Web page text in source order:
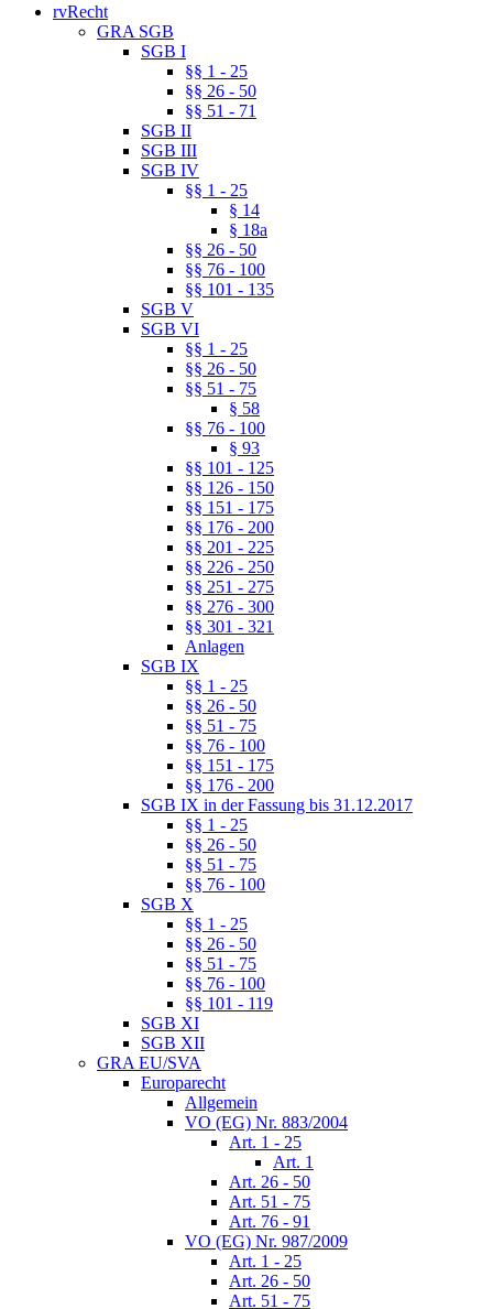
rvRecht
GRA SGB
SGB I
§§ 1 - 25
§§ 26 - 50
§§ 51 - 71
SGB II
SGB III
SGB IV
§§ 1 - 25
§ 14
§ 18a
§§ 26 - 50
§§ 76 - 100
§§ 101 - 135
SGB V
SGB VI
§§ 1 - 25
§§ 26 - 50
§§ 51 - 75
§ 58
§§ 76 - 100
§ 93
§§ 101 - 125
§§ 126 - 150
§§ 151 - 175
§§ 176 - 200
§§ 201 - 225
§§ 226 - 250
§§ 251 - 275
§§ 276 - 300
§§ 301 - 321
Anlagen
SGB IX
§§ 1 - 25
§§ 26 - 50
§§ 51 - 75
§§ 76 - 100
§§ 151 - 175
§§ 176 - 200
SGB IX in der Fassung bis 31.12.2017
§§ 1 - 25
§§ 26 - 50
§§ 51 - 75
§§ 76 - 100
SGB X
§§ 1 - 25
§§ 26 - 50
§§ 51 - 75
§§ 76 - 100
§§ 101 - 119
SGB XI
SGB XII
GRA EU/SVA
Europarecht
Allgemein
VO (EG) Nr. 883/2004
Art. 1 - 25
Art. 1
Art. 26 - 50
Art. 51 - 75
Art. 76 - 91
VO (EG) Nr. 987/2009
Art. 1 - 25
Art. 26 - 50
Art. 51 - 75